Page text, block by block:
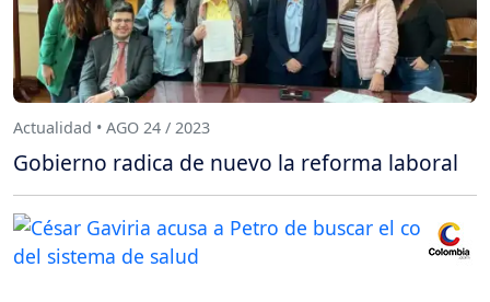
Actualidad • AGO 24 / 2023
Gobierno radica de nuevo la reforma laboral